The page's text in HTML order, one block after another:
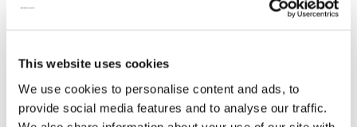
This website uses cookies
We use cookies to personalise content and ads, to
provide social media features and to analyse our traffic.